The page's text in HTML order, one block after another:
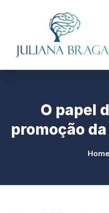
O papel
promoção
Home